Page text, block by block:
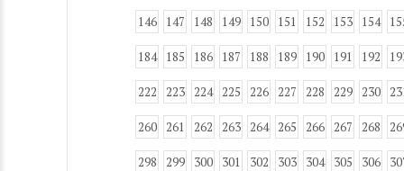
146 147 148 149 150 151 152 153 154
184 185 186 187 188 189 190 191 192
222 223 224 225 226 227 228 229 230
260 261 262 263 264 265 266 267 268
298 299 300 301 302 303 304 305 306